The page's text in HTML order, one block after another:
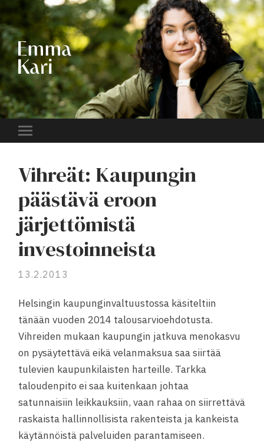
EMMA
KARI
Toggle
Vihreät: Kaupungin
päästävä eroon
järjettömistä
investoinneista
13.2.2013
Helsingin kaupunginvaltuustossa käsiteltiin
tänään vuoden 2014 talousarvioehdotusta.
Vihreiden mukaan kaupungin jatkuva menokasvu
on pysäytettävä eikä velanmaksua saa siirtää
tulevien kaupunkilaisten harteille. Tarkka
taloudenpito ei saa kuitenkaan johtaa
satunnaisiin leikkauksiin, vaan rahaa on siirrettävä
raskaista hallinnollisista rakenteista ja kankeista
käytännöistä palveluiden parantamiseen.